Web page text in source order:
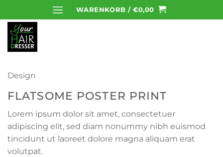
Inhalt
springen
WARENKORB / €0,00
Design
FLATSOME POSTER PRINT
Lorem ipsum dolor sit amet, consectetuer
adipiscing elit, sed diam nonummy nibh euismod
tincidunt ut laoreet dolore magna aliquam erat
volutpat.